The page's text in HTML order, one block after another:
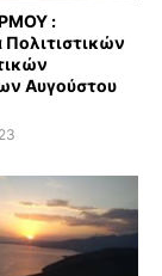
:
Αυγούστου